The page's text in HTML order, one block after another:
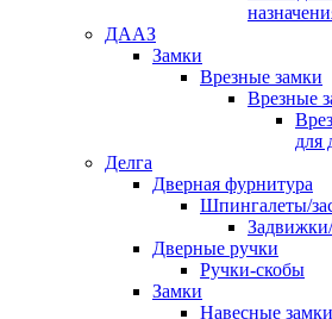
ДААЗ
Замки
Врезные замки
Врезные
для
Делга
Дверная фурнитура
Шпингалеты/
Дверные ручки
Ручки-скобы
Замки
Навесные замки